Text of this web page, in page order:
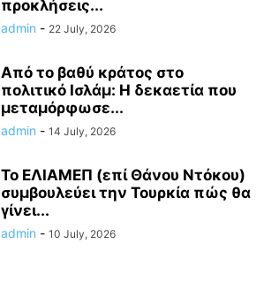
προκλήσεις...
admin - 22 July, 2026
Από το βαθύ κράτος στο
πολιτικό Ισλάμ: Η δεκαετία που
μεταμόρφωσε...
admin - 14 July, 2026
Το ΕΛΙΑΜΕΠ (επί Θάνου Ντόκου)
συμβουλεύει την Τουρκία πώς θα
γίνει...
admin - 10 July, 2026